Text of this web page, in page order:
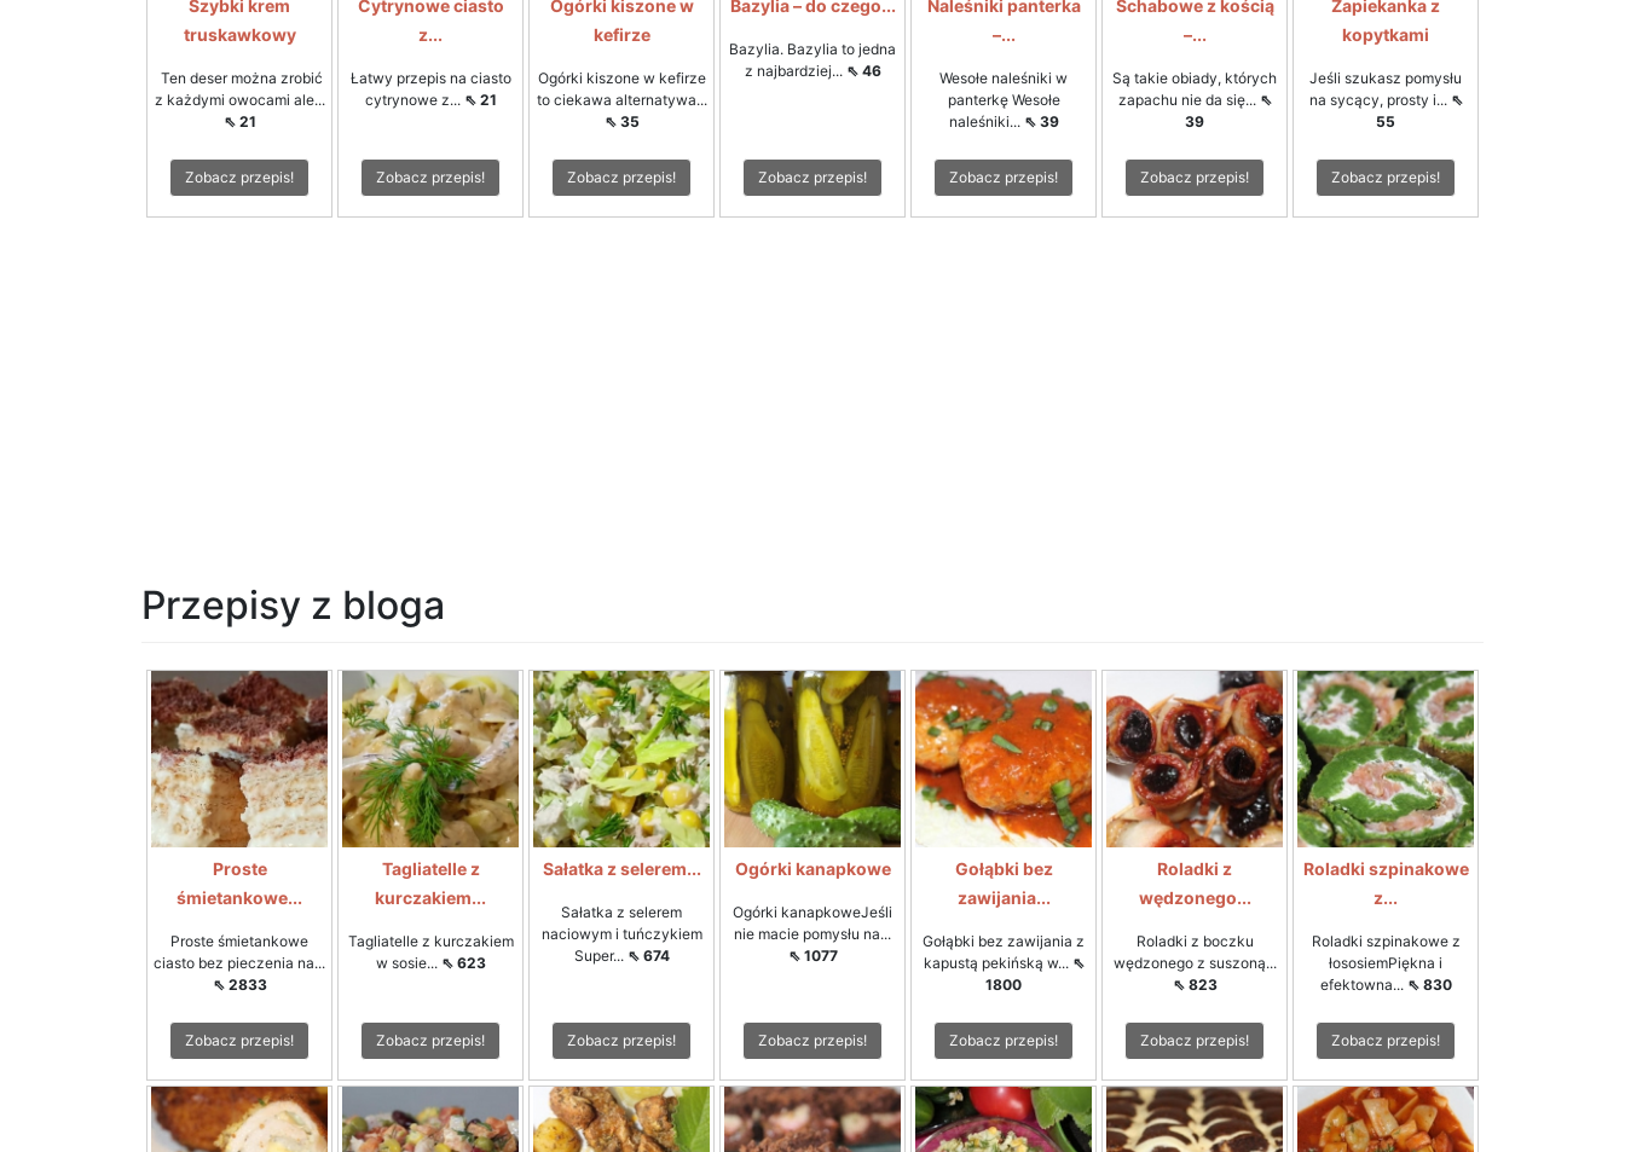
Szybki krem
truskawkowy
Ten deser można zrobić
z każdymi owocami ale...
⇖ 21
Zobacz przepis!
Cytrynowe ciasto
z...
Łatwy przepis na ciasto
cytrynowe z... ⇖ 21
Zobacz przepis!
Ogórki kiszone w
kefirze
Ogórki kiszone w kefirze
to ciekawa alternatywa...
⇖ 35
Zobacz przepis!
Bazylia – do czego...
Bazylia. Bazylia to jedna
z najbardziej... ⇖ 46
Zobacz przepis!
Naleśniki panterka
–...
Wesołe naleśniki w
panterkę Wesołe
naleśniki... ⇖ 39
Zobacz przepis!
Schabowe z kością
–...
Są takie obiady, których
zapachu nie da się... ⇖
39
Zobacz przepis!
Zapiekanka z
kopytkami
Jeśli szukasz pomysłu
na sycący, prosty i... ⇖
55
Zobacz przepis!
Przepisy z bloga
Proste
śmietankowe...
Proste śmietankowe
ciasto bez pieczenia na...
⇖ 2833
Zobacz przepis!
Tagliatelle z
kurczakiem...
Tagliatelle z kurczakiem
w sosie... ⇖ 623
Zobacz przepis!
Sałatka z selerem...
Sałatka z selerem
naciowym i tuńczykiem
Super... ⇖ 674
Zobacz przepis!
Ogórki kanapkowe
Ogórki kanapkoweJeśli
nie macie pomysłu na...
⇖ 1077
Zobacz przepis!
Gołąbki bez
zawijania...
Gołąbki bez zawijania z
kapustą pekińską w... ⇖
1800
Zobacz przepis!
Roladki z
wędzonego...
Roladki z boczku
wędzonego z suszoną...
⇖ 823
Zobacz przepis!
Roladki szpinakowe
z...
Roladki szpinakowe z
łososiemPiękna i
efektowna... ⇖ 830
Zobacz przepis!